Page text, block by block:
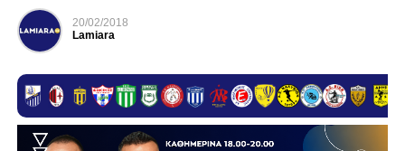
20/02/2018
Lamiara